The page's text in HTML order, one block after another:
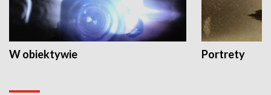
W obiektywie Portrety